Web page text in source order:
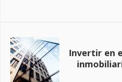
Invertir en